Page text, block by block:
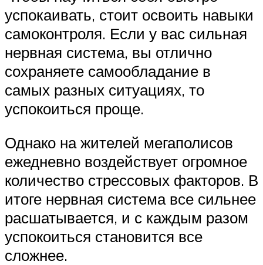
успокаивать, стоит освоить навыки
самоконтроля. Если у вас сильная
нервная система, вы отлично
сохраняете самообладание в
самых разных ситуациях, то
успокоиться проще.
Однако на жителей мегаполисов
ежедневно воздействует огромное
количество стрессовых факторов. В
итоге нервная система все сильнее
расшатывается, и с каждым разом
успокоиться становится все
сложнее.